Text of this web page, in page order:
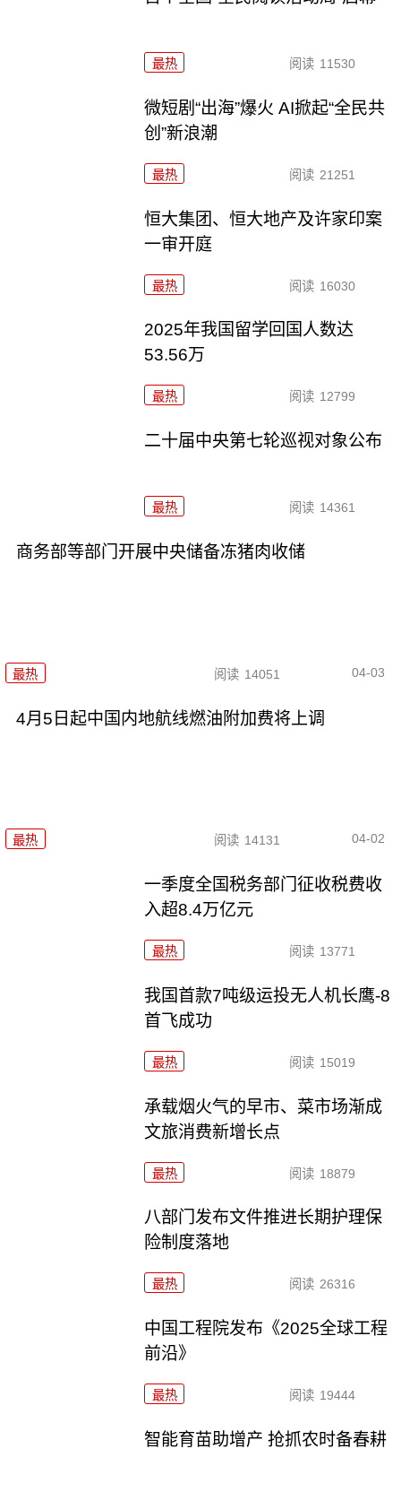
最热 阅读 11530
微短剧“出海”爆火 AI掀起“全民共
创”新浪潮
最热 阅读 21251
恒大集团、恒大地产及许家印案
一审开庭
最热 阅读 16030
2025年我国留学回国人数达
53.56万
最热 阅读 12799
二十届中央第七轮巡视对象公布
最热 阅读 14361
商务部等部门开展中央储备冻猪肉收储
最热 阅读 14051 04-03
4月5日起中国内地航线燃油附加费将上调
最热 阅读 14131 04-02
一季度全国税务部门征收税费收
入超8.4万亿元
最热 阅读 13771
我国首款7吨级运投无人机长鹰-8
首飞成功
最热 阅读 15019
承载烟火气的早市、菜市场渐成
文旅消费新增长点
最热 阅读 18879
八部门发布文件推进长期护理保
险制度落地
最热 阅读 26316
中国工程院发布《2025全球工程
前沿》
最热 阅读 19444
智能育苗助增产 抢抓农时备春耕